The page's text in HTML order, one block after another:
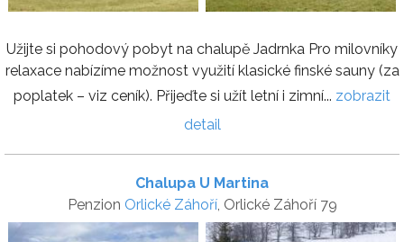
Užijte si pohodový pobyt na chalupě Jadrnka Pro milovníky
relaxace nabízíme možnost využití klasické finské sauny (za
poplatek – viz ceník). Přijeďte si užít letní i zimní... zobrazit
detail
Chalupa U Martina
Penzion Orlické Záhoří, Orlické Záhoří 79